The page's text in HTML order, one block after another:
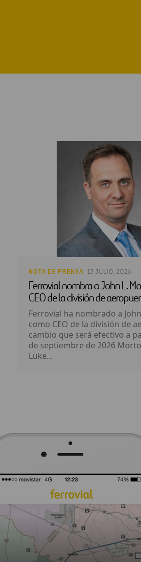
NOTA DE PRENSA· 15 JULIO, 2026
Ferrovial nombra a John L.
CEO de la división de
Ferrovial ha nombrado a
como CEO de la división de
cambio que será efectivo a
de septiembre de 2026
Luke...